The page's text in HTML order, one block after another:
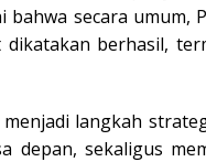
secara umum,
berhasil,
langkah
depan, sekaligus